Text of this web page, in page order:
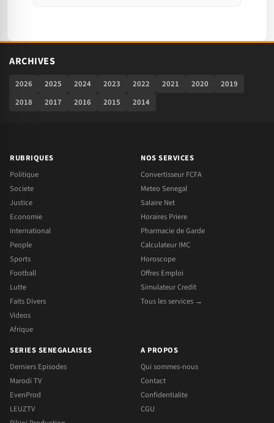
ARCHIVES
2026 2025 2024 2023 2022 2021 2020
2019
2018
2017 2016 2015 2014
RUBRIQUES
Politique
Societe
Justice
Economie
International
People
Sports
Football
Lutte
Faits Divers
Videos
Afrique
NOS SERVICES
Convertisseur FCFA
Meteo Senegal
Salaire Net
Horaires Priere
Pharmacie de Garde
Calculateur IMC
Horoscope
Offres Emploi
Simulateur Credit
Tous les services →
SERIES SENEGALAISES
Derniers Episodes
Marodi TV
EvenProd
LEUZTV
A PROPOS
Qui sommes-nous
Contact
Confidentialite
CGU